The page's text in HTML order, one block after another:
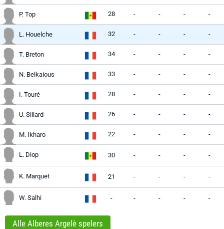
P. Top 28 - - - -
L. Houelche 32 - - - -
T. Breton 34 - - - -
N. Belkaious 33 - - - -
I. Touré 28 - - - -
U. Sillard 26 - - - -
M. Ikharo 22 - - - -
L. Diop 30 - - - -
K. Marquet 21 - - - -
W. Salhi - - - - -
Alle Alberes Argelè spelers